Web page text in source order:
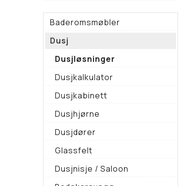
Baderomsmøbler
Dusj
Dusjløsninger
Dusjkalkulator
Dusjkabinett
Dusjhjørne
Dusjdører
Glassfelt
Dusjnisje / Saloon